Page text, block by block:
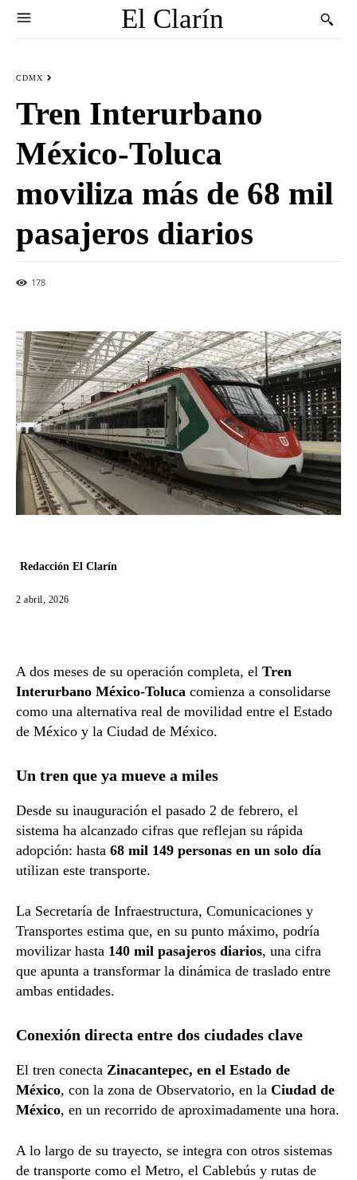
El Clarín
CDMX
Tren Interurbano
México-Toluca
moviliza más de 68 mil
pasajeros diarios
178
Redacción El Clarín
2 abril, 2026
A dos meses de su operación completa, el Tren
Interurbano México-Toluca comienza a consolidarse
como una alternativa real de movilidad entre el Estado
de México y la Ciudad de México.
Un tren que ya mueve a miles
Desde su inauguración el pasado 2 de febrero, el
sistema ha alcanzado cifras que reflejan su rápida
adopción: hasta 68 mil 149 personas en un solo día
utilizan este transporte.
La Secretaría de Infraestructura, Comunicaciones y
Transportes estima que, en su punto máximo, podría
movilizar hasta 140 mil pasajeros diarios, una cifra
que apunta a transformar la dinámica de traslado entre
ambas entidades.
Conexión directa entre dos ciudades clave
El tren conecta Zinacantepec, en el Estado de
México, con la zona de Observatorio, en la Ciudad de
México, en un recorrido de aproximadamente una hora.
A lo largo de su trayecto, se integra con otros sistemas
de transporte como el Metro, el Cablebús y rutas de